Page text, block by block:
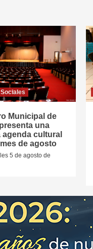
Municipal de
una
agenda cultural
de agosto
5 de agosto de